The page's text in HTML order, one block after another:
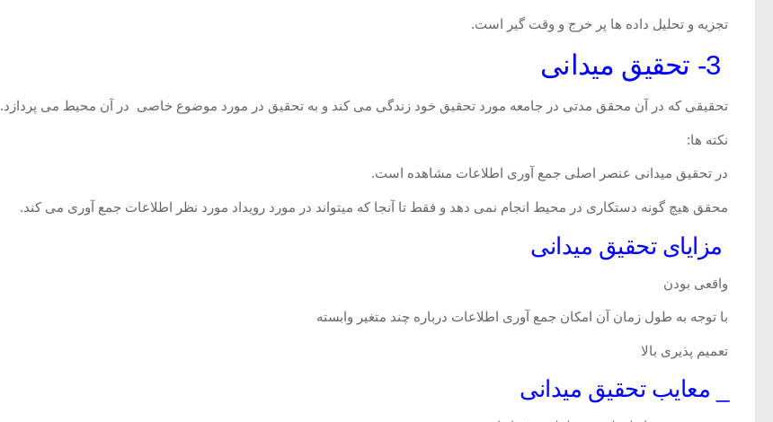
تجزیه و تحلیل داده ها پر خرج و وقت گیر است.
تحقیقی که در آن محقق مدتی در جامعه مورد تحقیق خود زندگی می کند و به تحقیق در مورد موضوع خاصی در آن محیط می پردازد.
نکته ها:
در تحقیق میدانی عنصر اصلی جمع آوری اطلاعات مشاهده است.
محقق هیچ گونه دستکاری در محیط انجام نمی دهد و فقط تا آنجا که میتواند در مورد رویداد مورد نظر اطلاعات جمع آوری می کند.
مزایای تحقیق میدانی
واقعی بودن
با توجه به طول زمان آن امکان جمع آوری اطلاعات درباره چند متغیر وابسته
تعمیم پذیری بالا
_ معایب تحقیق میدانی